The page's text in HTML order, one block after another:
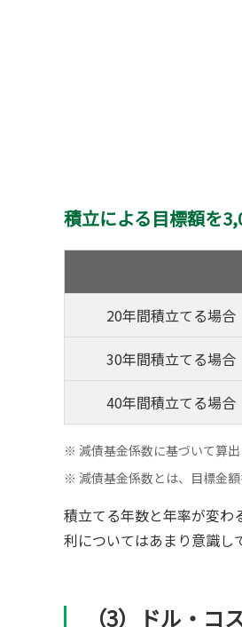
積立による目標額を
20年間積立てる場合
30年間積立てる場合
40年間積立てる場合
※ 減債基金係数に基づいて算
※ 減債基金係数とは、目標金
積立てる年数と年率が変わ
利についてはあまり意識し
（3）ドル・コ